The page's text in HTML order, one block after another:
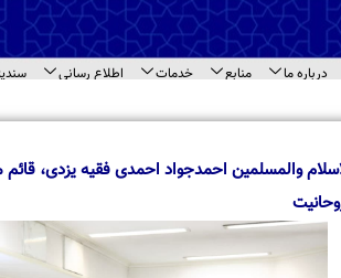
ما منابع خدمات اطلاع رسانی سندپژوهی
والمسلمین احمدجواد احمدی فقیه یزدی، قائم